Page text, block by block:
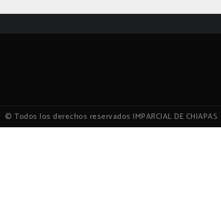
© Todos los derechos reservados IMPARCIAL DE CHIAPAS